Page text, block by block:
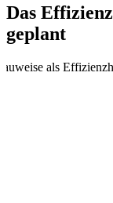
Das
geplant